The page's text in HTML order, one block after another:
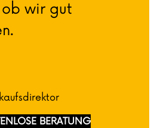
ob wir gut
BERATUNG